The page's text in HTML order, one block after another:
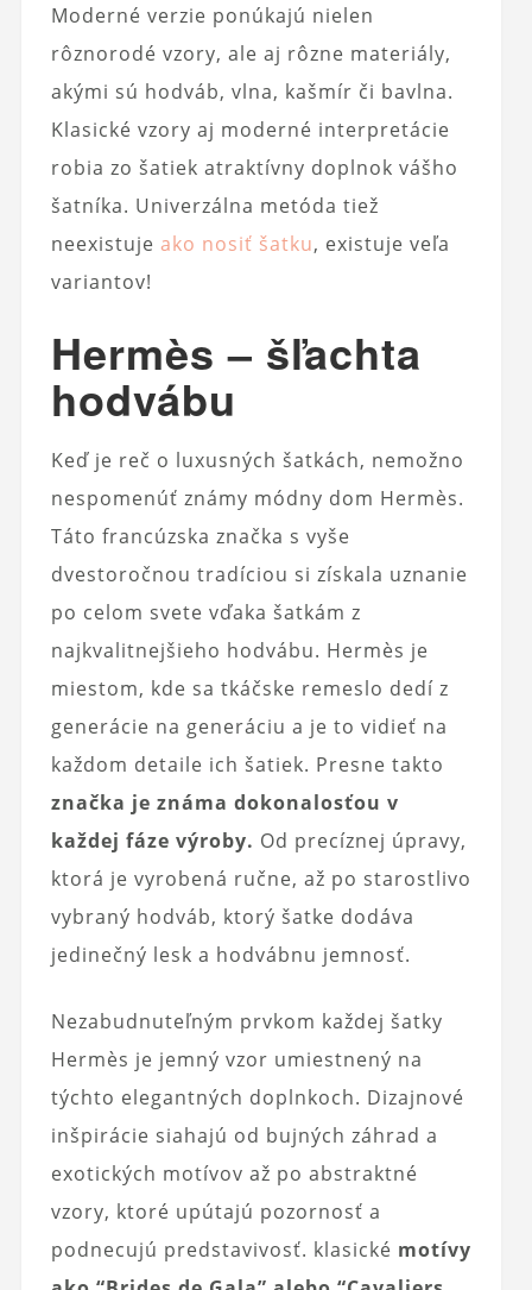
Moderné verzie ponúkajú nielen
rôznorodé vzory, ale aj rôzne materiály,
akými sú hodváb, vlna, kašmír či bavlna.
Klasické vzory aj moderné interpretácie
robia zo šatiek atraktívny doplnok vášho
šatníka. Univerzálna metóda tiež
neexistuje ako nosiť šatku, existuje veľa
variantov!
Hermès – šľachta
hodvábu
Keď je reč o luxusných šatkách, nemožno
nespomenúť známy módny dom Hermès.
Táto francúzska značka s vyše
dvestoročnou tradíciou si získala uznanie
po celom svete vďaka šatkám z
najkvalitnejšieho hodvábu. Hermès je
miestom, kde sa tkáčske remeslo dedí z
generácie na generáciu a je to vidieť na
každom detaile ich šatiek. Presne takto
značka je známa dokonalosťou v
každej fáze výroby. Od precíznej úpravy,
ktorá je vyrobená ručne, až po starostlivo
vybraný hodváb, ktorý šatke dodáva
jedinečný lesk a hodvábnu jemnosť.
Nezabudnuteľným prvkom každej šatky
Hermès je jemný vzor umiestnený na
týchto elegantných doplnkoch. Dizajnové
inšpirácie siahajú od bujných záhrad a
exotických motívov až po abstraktné
vzory, ktoré upútajú pozornosť a
podnecujú predstavivosť. klasické motívy